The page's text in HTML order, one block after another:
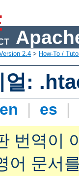
2.4 > How-To /
얼:
en | es |
번역이
어 문서